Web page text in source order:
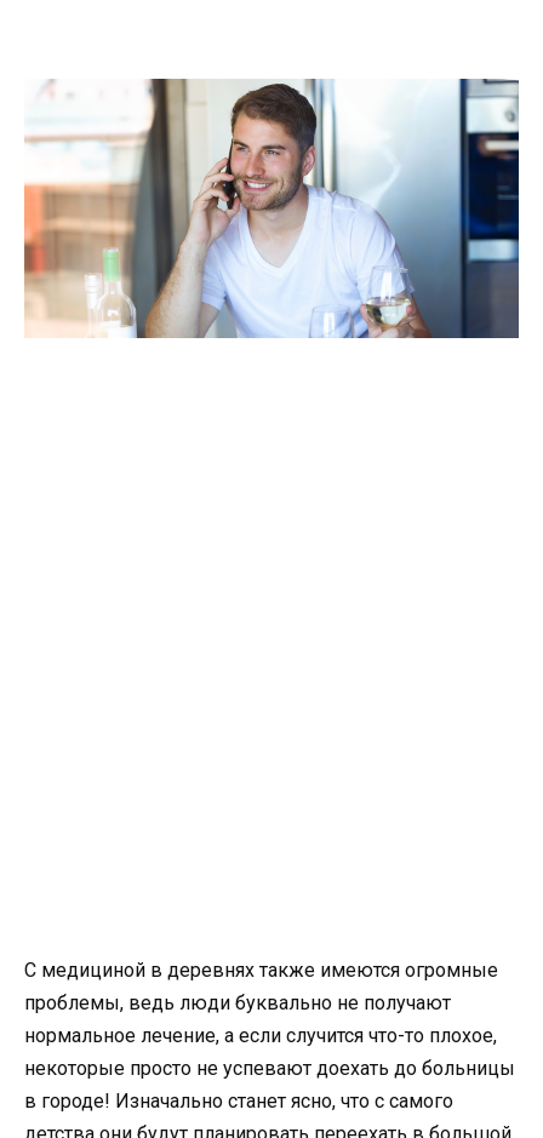
С медициной в деревнях также имеются огромные
проблемы, ведь люди буквально не получают
нормальное лечение, а если случится что-то плохое,
некоторые просто не успевают доехать до больницы
в городе! Изначально станет ясно, что с самого
детства они будут планировать переехать в большой